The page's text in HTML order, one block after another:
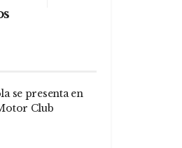
se presenta en
Club